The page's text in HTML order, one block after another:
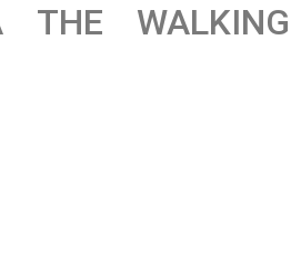
THE WALKING